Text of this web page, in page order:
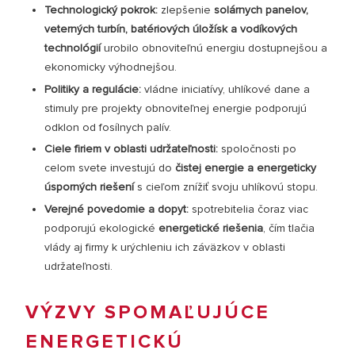
Technologický pokrok: zlepšenie solárnych panelov,
veterných turbín, batériových úložísk a vodíkových
technológiíurobilo obnoviteľnú energiu dostupnejšou a
ekonomicky výhodnejšou.
Politiky a regulácie: vládne iniciatívy, uhlíkové dane a
stimuly pre projekty obnoviteľnej energie podporujú
odklon od fosílnych palív.
Ciele firiem v oblasti udržateľnosti: spoločnosti po
celom svete investujú do čistej energie a energeticky
úsporných riešenís cieľom znížiť svoju uhlíkovú stopu.
Verejné povedomie a dopyt: spotrebitelia čoraz viac
podporujú ekologické energetické riešenia, čím tlačia
vlády aj firmy k urýchleniu ich záväzkov v oblasti
udržateľnosti.
VÝZVY SPOMAĽUJÚCE
ENERGETICKÚ